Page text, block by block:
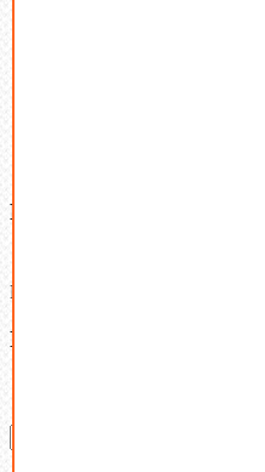
Латунный и
Ваша корзина
В корзине нет товаров.
Поиск